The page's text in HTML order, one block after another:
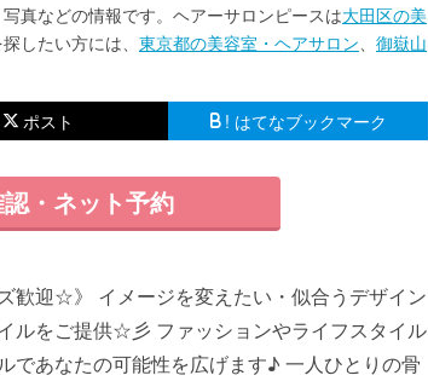
真などの情報です。ヘアーサロンピースは大田区の美
したい方には、 東京都の美容室・ヘアサロン
御嶽山
ポスト ! はてなブックマーク
・ネット予約
歓迎☆》 イメージを変えたい・似合うデザイン
ルをご提供☆彡 ファッションやライフスタイル
であなたの可能性を広げます♪ 一人ひとりの骨